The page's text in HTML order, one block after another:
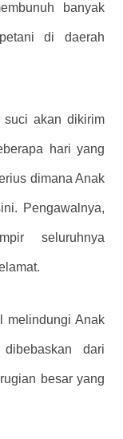
banyak
di daerah
suci akan dikirim
hari yang
dimana Anak
Pengawalnya,
seluruhnya
melindungi Anak
dari
besar yang